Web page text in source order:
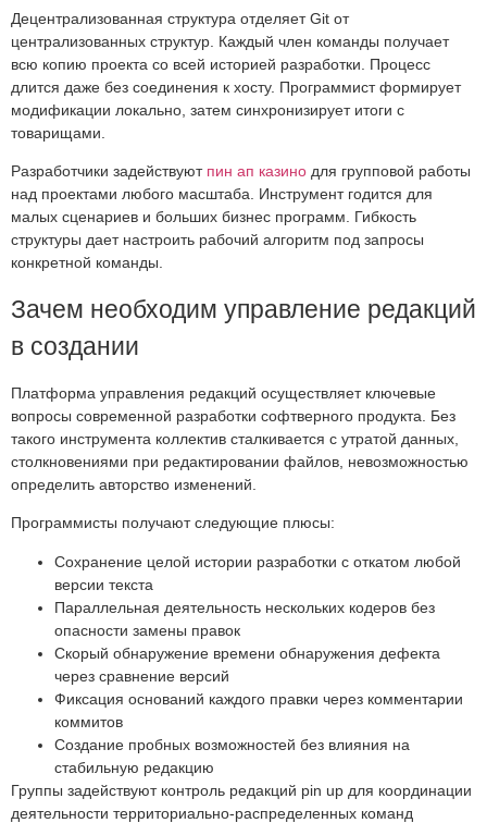
Децентрализованная структура отделяет Git от
централизованных структур. Каждый член команды получает
всю копию проекта со всей историей разработки. Процесс
длится даже без соединения к хосту. Программист формирует
модификации локально, затем синхронизирует итоги с
товарищами.
Разработчики задействуют пин ап казино для групповой работы
над проектами любого масштаба. Инструмент годится для
малых сценариев и больших бизнес программ. Гибкость
структуры дает настроить рабочий алгоритм под запросы
конкретной команды.
Зачем необходим управление редакций
в создании
Платформа управления редакций осуществляет ключевые
вопросы современной разработки софтверного продукта. Без
такого инструмента коллектив сталкивается с утратой данных,
столкновениями при редактировании файлов, невозможностью
определить авторство изменений.
Программисты получают следующие плюсы:
Сохранение целой истории разработки с откатом любой
версии текста
Параллельная деятельность нескольких кодеров без
опасности замены правок
Скорый обнаружение времени обнаружения дефекта
через сравнение версий
Фиксация оснований каждого правки через комментарии
коммитов
Создание пробных возможностей без влияния на
стабильную редакцию
Группы задействуют контроль редакций pin up для координации
деятельности территориально-распределенных команд